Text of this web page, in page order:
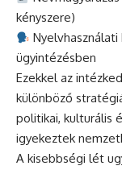
kényszere)
ügyintézésben
Ezekkel az
különböző
politikai, kulturális
igyekeztek
A kisebbségi lét